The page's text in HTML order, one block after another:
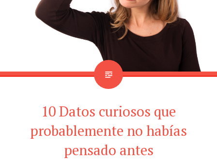
10 Datos curiosos que
probablemente no habías
pensado antes